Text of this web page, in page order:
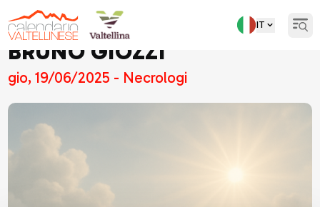
IT
BRUNO GIOZZI
gio, 19/06/2025 - Necrologi